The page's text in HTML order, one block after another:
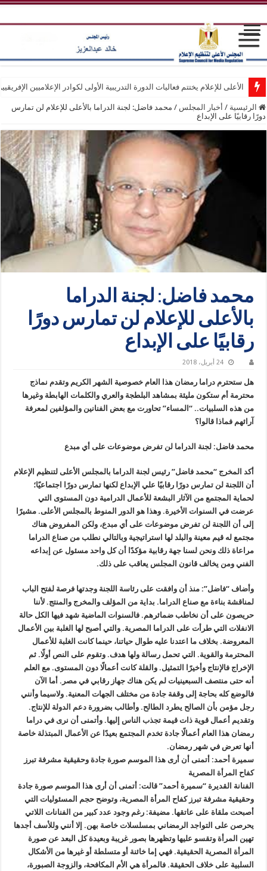
الأعلى للإعلام يختتم فعاليات الدورة التدريبية الأولى لكوادر الإعلاميين
الرئيسية / أخبار المجلس / محمد فاضل: لجنة الدراما بالأعلى للإعلام لن تمارس
دورًا رقابيًا على الإبداع
محمد فاضل: لجنة الدراما
بالأعلى للإعلام لن تمارس دورًا
رقابيًا على الإبداع
24 أبريل، 2018
هل ستحترم دراما رمضان هذا العام خصوصية الشهر الكريم وتقدم نماذج
محترمة أم ستكون مليئة بمشاهد البلطجة والعري والكلمات الهابطة وغيرها
من هذه السلبيات.. “المساء” تحاورت مع بعض الفنانين والمؤلفين لمعرفة
آرائهم فماذا قالوا؟
محمد فاضل: لجنة الدراما لن تفرض موضوعات على أي مبدع
أكد المخرج “محمد فاضل” رئيس لجنة الدراما بالمجلس الأعلى لتنظيم الإعلام
أن اللجنة لن تمارس دورًا رقابيًا علي الإبداع لكنها تمارس دورًا اجتماعيًا؛
لحماية المجتمع من الآثار البشعة للأعمال الدرامية دون المستوى التي
عرضت في السنوات الأخيرة. وهذا هو الدور المنوط بالمجلس الأعلى. مشيرًا
إلى أن اللجنة لن تفرض موضوعات على أي مبدع، ولكن المفروض هناك
مجتمع له قيم معينة والبلد لها استراتيجية وبالتالي نطلب من صناع الدراما
مراعاة ذلك ونحن لسنا جهة رقابية مؤكدًا أن كل واحد مسئول عن إبداعه
الفني ومن يخالف قانون المجلس يعاقب على ذلك.
وأضاف “فاضل”: منذ أن وافقت على رئاسة اللجنة وجدتها فرصة لفتح الباب
لمناقشة بناءة مع صناع الدراما. بداية من المؤلف والمخرج والمنتج. لأننا
حريصون على أن نخاطب ضمائرهم. فالسنوات الماضية شهد فيها الكل حالة
الانفلات التي طرأت على الدراما المصرية. والتي أصبح لها الغلبة بين الأعمال
المعروضة. بخلاف ما اعتدنا عليه طوال حياتنا، حينما كانت الغلبة للأعمال
المحترمة والقوية. التي تحمل رسالة ولها هدف. وتقوم على النص أولًا. ثم
الإخراج فالإنتاج وأخيرًا التمثيل. والقلة كانت أعمالًا دون المستوى. مع العلم
أنه حتى منتصف السبعينيات لم يكن هناك جهاز رقابي في مصر. أما الآن
فالوضع كله بحاجة إلى وقفة جادة من مختلف الجهات المعنية. ولاسيما وأنني
رجل مؤمن بأن الصالح يطرد الطالح. وأطالب بضرورة دعم الدولة للإنتاج.
وتقديم أعمال قوية ذات قيمة تجذب الناس إليها. وأتمنى أن نرى في دراما
رمضان هذا العام أعمالًا جادة تخدم المجتمع بعيدًا عن الأعمال المبتذلة خاصة
أنها تعرض في شهر رمضان.
سميرة أحمد: أتمنى أن أرى هذا الموسم صورة جادة وحقيقية مشرفة تبرز
كفاح المرأة المصرية
الفنانة القديرة “سميرة أحمد” قالت: أتمنى أن أرى هذا الموسم صورة جادة
وحقيقية مشرفة تبرز كفاح المرأة المصرية، وتوضح حجم المسئوليات التي
أصبحت ملقاة على عاتقها. مضيفة: رغم وجود عدد كبير من الفنانات اللاتي
يحرصن على التواجد الرمضاني بمسلسلات خاصة بهن. إلا أنني وللأسف أجدها
تهين المرأة وتقسو عليها وتظهرها بصور غريبة وبعيدة كل البعد عن صورة
المرأة المصرية الحقيقية. فهي إما خائنة أو متسلطة أو غيرها من الأشكال
السلبية على خلاف الحقيقة. فالمرأة هي الأم المكافحة، والزوجة الصبورة،